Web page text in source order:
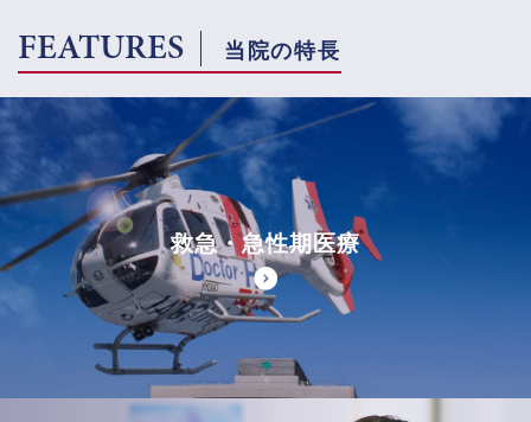
FEATURES 当院の特長
救急・急性期医療